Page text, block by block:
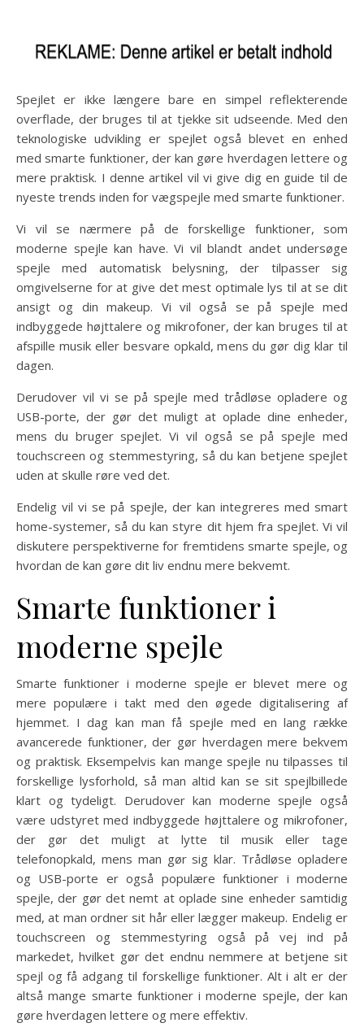
Spejlet er ikke længere bare en simpel reflekterende
overflade, der bruges til at tjekke sit udseende. Med den
teknologiske udvikling er spejlet også blevet en enhed
med smarte funktioner, der kan gøre hverdagen lettere og
mere praktisk. I denne artikel vil vi give dig en guide til de
nyeste trends inden for vægspejle med smarte funktioner.
Vi vil se nærmere på de forskellige funktioner, som
moderne spejle kan have. Vi vil blandt andet undersøge
spejle med automatisk belysning, der tilpasser sig
omgivelserne for at give det mest optimale lys til at se dit
ansigt og din makeup. Vi vil også se på spejle med
indbyggede højttalere og mikrofoner, der kan bruges til at
afspille musik eller besvare opkald, mens du gør dig klar til
dagen.
Derudover vil vi se på spejle med trådløse opladere og
USB-porte, der gør det muligt at oplade dine enheder,
mens du bruger spejlet. Vi vil også se på spejle med
touchscreen og stemmestyring, så du kan betjene spejlet
uden at skulle røre ved det.
Endelig vil vi se på spejle, der kan integreres med smart
home-systemer, så du kan styre dit hjem fra spejlet. Vi vil
diskutere perspektiverne for fremtidens smarte spejle, og
hvordan de kan gøre dit liv endnu mere bekvemt.
Smarte funktioner i
moderne spejle
Smarte funktioner i moderne spejle er blevet mere og
mere populære i takt med den øgede digitalisering af
hjemmet. I dag kan man få spejle med en lang række
avancerede funktioner, der gør hverdagen mere bekvem
og praktisk. Eksempelvis kan mange spejle nu tilpasses til
forskellige lysforhold, så man altid kan se sit spejlbillede
klart og tydeligt. Derudover kan moderne spejle også
være udstyret med indbyggede højttalere og mikrofoner,
der gør det muligt at lytte til musik eller tage
telefonopkald, mens man gør sig klar. Trådløse opladere
og USB-porte er også populære funktioner i moderne
spejle, der gør det nemt at oplade sine enheder samtidig
med, at man ordner sit hår eller lægger makeup. Endelig er
touchscreen og stemmestyring også på vej ind på
markedet, hvilket gør det endnu nemmere at betjene sit
spejl og få adgang til forskellige funktioner. Alt i alt er der
altså mange smarte funktioner i moderne spejle, der kan
gøre hverdagen lettere og mere effektiv.